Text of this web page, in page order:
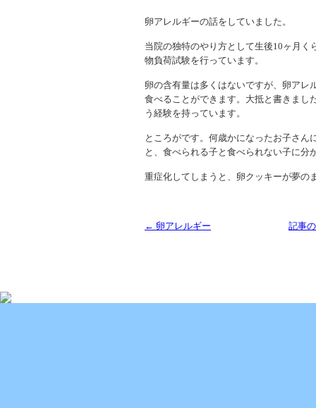
卵アレルギーの話をしていました。
当院の独特のやり方として生後10ヶ月
物負荷試験を行っています。
卵の含有量は多くはないですが、卵アレ
食べることができます。大抵と書きまし
う経験を持っています。
ところがです。何歳かになったお子さん
と、食べられる子と食べられない子に分
重症化してしまうと、卵クッキーが夢の
← 卵アレルギー 記事